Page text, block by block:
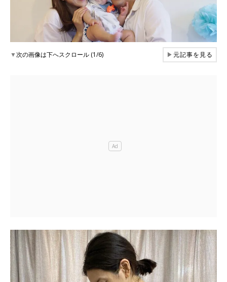
▼次の画像は下へスクロール (1/6) ▶元記事を見る